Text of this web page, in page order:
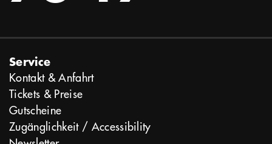
Service
Kontakt & Anfahrt
Tickets & Preise
Gutscheine
Zugänglichkeit / Accessibility